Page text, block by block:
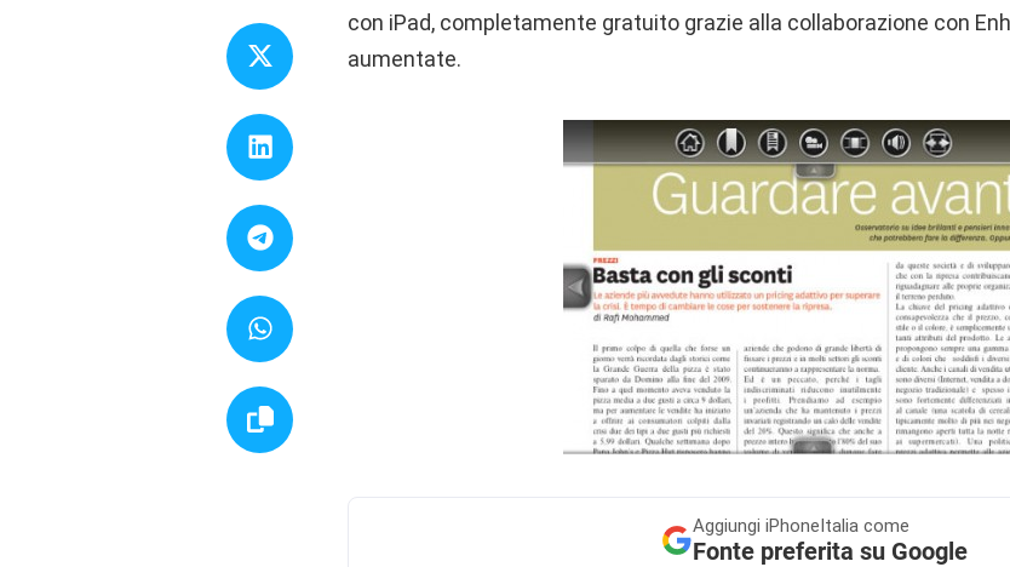
con iPad, completamente gratuito grazie alla collaborazione con
aumentate.
Aggiungi iPhoneItalia come
Fonte preferita su Google